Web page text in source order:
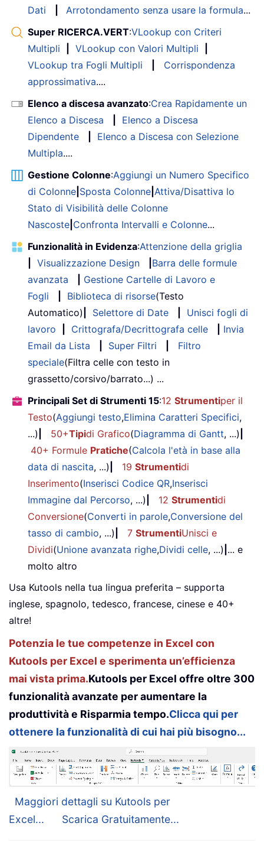
Dati
Arrotondamento senza usare la formula...
Super RICERCA.VERT:VLookup con Criteri
Multipli
VLookup con Valori Multipli
VLookup tra Fogli Multipli
Corrispondenza
approssimativa....
Elenco a discesa avanzato:Crea Rapidamente un
Elenco a Discesa
Elenco a Discesa
Dipendente
Elenco a Discesa con Selezione
Multipla....
Gestione Colonne:Aggiungi un Numero Specifico
di Colonne Sposta Colonne Attiva/Disattiva lo
Stato di Visibilità delle Colonne
Nascoste Confronta Intervalli e Colonne...
Funzionalità in Evidenza:Attenzione della griglia
Visualizzazione Design
Barra delle formule
avanzata
Gestione Cartelle di Lavoro e
Fogli
Biblioteca di risorse(Testo
Automatico)
Selettore di Date
Unisci fogli di
lavoro
Crittografa/Decrittografa celle
Invia
Email da Lista
Super Filtri
Filtro
speciale(Filtra celle con testo in
grassetto/corsivo/barrato...) ...
Principali Set di Strumenti 15:12 Strumentiper il
Testo(Aggiungi testo,Elimina Caratteri Specifici,
...)
50+Tipidi Grafico(Diagramma di Gantt, ...)
40+ Formule Pratiche(Calcola l'età in base alla
data di nascita, ...) 19 Strumentidi
Inserimento(Inserisci Codice QR,Inserisci
Immagine dal Percorso, ...) 12 Strumentidi
Conversione(Converti in parole,Conversione del
tasso di cambio, ...) 7 StrumentiUnisci e
Dividi(Unione avanzata righe,Dividi celle, ...) ... e
molto altro
Usa Kutools nella tua lingua preferita – supporta
inglese, spagnolo, tedesco, francese, cinese e 40+
altre!
Potenzia le tue competenze in Excel con
Kutools per Excel e sperimenta un’efficienza
mai vista prima.Kutools per Excel offre oltre 300
funzionalità avanzate per aumentare la
produttività e Risparmia tempo.Clicca qui per
ottenere la funzionalità di cui hai più bisogno...
Maggiori dettagli su Kutools per
Excel...
Scarica Gratuitamente...